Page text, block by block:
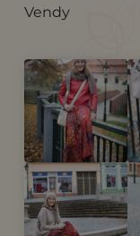
Vendy